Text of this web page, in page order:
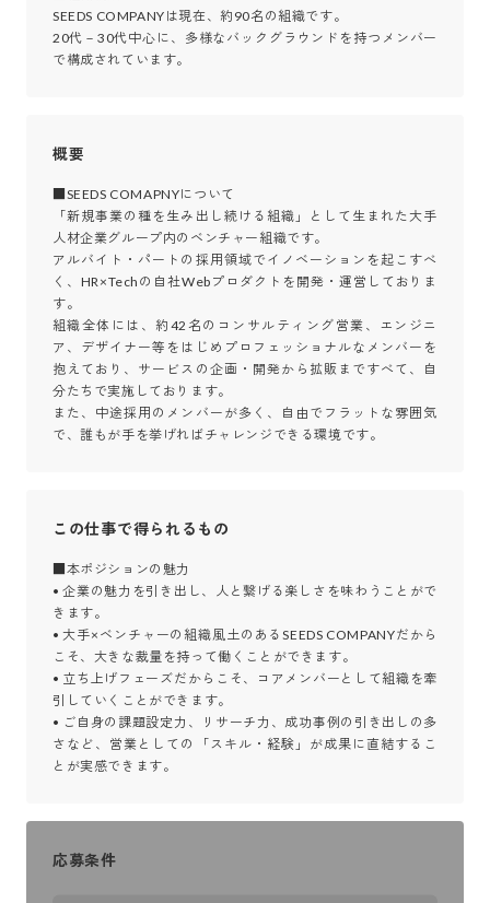
SEEDS COMPANYは現在、約90名の組織です。
20代－30代中心に、多様なバックグラウンドを持つメンバー
で構成されています。
概要
■SEEDS COMAPNYについて
「新規事業の種を生み出し続ける組織」として生まれた大手
人材企業グループ内のベンチャー組織です。
アルバイト・パートの採用領域でイノベーションを起こすべ
く、HR×Techの自社Webプロダクトを開発・運営しておりま
す。
組織全体には、約42名のコンサルティング営業、エンジニ
ア、デザイナー等をはじめプロフェッショナルなメンバーを
抱えており、サービスの企画・開発から拡販まですべて、自
分たちで実施しております。
また、中途採用のメンバーが多く、自由でフラットな雰囲気
で、誰もが手を挙げればチャレンジできる環境です。
この仕事で得られるもの
■本ポジションの魅力
• 企業の魅力を引き出し、人と繋げる楽しさを味わうことがで
きます。
• 大手×ベンチャーの組織風土のあるSEEDS COMPANYだから
こそ、大きな裁量を持って働くことができます。
• 立ち上げフェーズだからこそ、コアメンバーとして組織を牽
引していくことができます。
• ご自身の課題設定力、リサーチ力、成功事例の引き出しの多
さなど、営業としての「スキル・経験」が成果に直結するこ
とが実感できます。
応募条件